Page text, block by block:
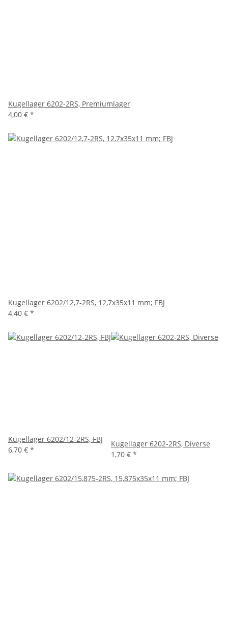
Kugellager 6202-2RS, Premiumlager
4,00 € *
Kugellager 6202/12,7-2RS, 12,7x35x11 mm; FBJ
4,40 € *
Kugellager 6202/12-2RS, FBJ
6,70 € *
Kugellager 6202-2RS, Diverse
1,70 € *